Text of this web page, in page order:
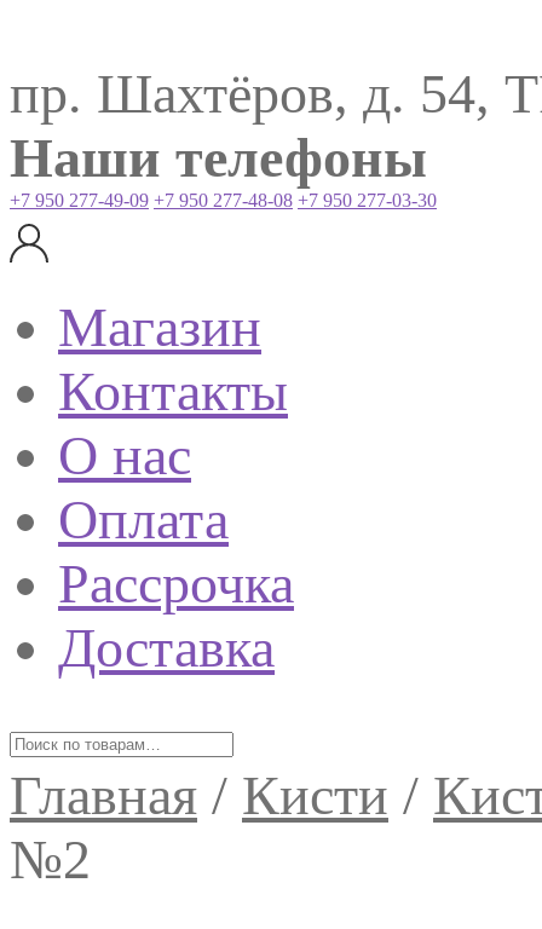
пр. Шахтёров, д. 54,
Наши телефоны
+7 950 277-49-09 +7 950 277-48-08 +7 950 277-03-30
Магазин
Контакты
О нас
Оплата
Рассрочка
Доставка
Главная / Кисти /
№2